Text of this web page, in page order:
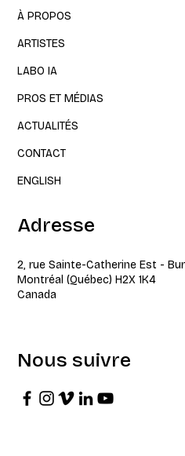
À PROPOS
ARTISTES
LABO IA
PROS ET MÉDIAS
ACTUALITÉS
CONTACT
ENGLISH
Adresse
2, rue Sainte-Catherine Est -
Montréal (Québec) H2X 1K4
Canada
Nous suivre